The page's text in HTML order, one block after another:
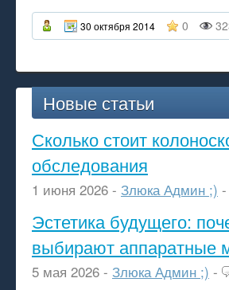
30 октября 2014 0
Новые статьи
Сколько стоит
обследования
1 июня 2026 - Злюка Админ ;) -
Эстетика будущего:
выбирают аппаратные
5 мая 2026 - Злюка Админ ;) -